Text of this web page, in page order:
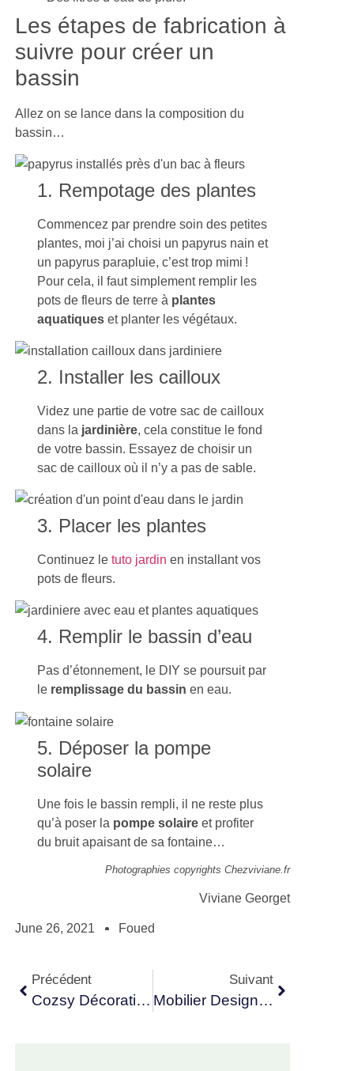
Les étapes de fabrication à
suivre pour créer un
bassin
Allez on se lance dans la composition du
bassin…
1. Rempotage des plantes
Commencez par prendre soin des petites
plantes, moi j’ai choisi un papyrus nain et
un papyrus parapluie, c’est trop mimi !
Pour cela, il faut simplement remplir les
pots de fleurs de terre à plantes
aquatiqueset planter les végétaux.
2. Installer les cailloux
Videz une partie de votre sac de cailloux
dans la jardinière, cela constitue le fond
de votre bassin. Essayez de choisir un
sac de cailloux où il n’y a pas de sable.
3. Placer les plantes
Continuez le tuto jardin en installant vos
pots de fleurs.
4. Remplir le bassin d’eau
Pas d’étonnement, le DIY se poursuit par
le remplissage du bassin en eau.
5. Déposer la pompe
solaire
Une fois le bassin rempli, il ne reste plus
qu’à poser la pompe solaireet profiter
du bruit apaisant de sa fontaine…
Photographies copyrights Chezviviane.fr
Viviane Georget
June 26, 2021 Foued
Précédent
Cozsy Décoration : Une Boutique Déco Très Tendance Au Coeur D’Alès
Suivant
Mobilier Design : Les Tendances De 2021